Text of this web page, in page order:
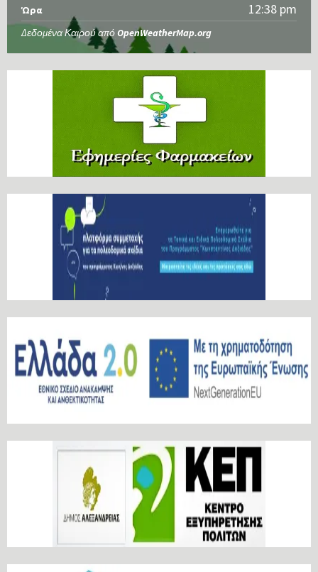
Ώρα 12:38 pm
Δεδομένα Καιρού από OpenWeatherMap.org